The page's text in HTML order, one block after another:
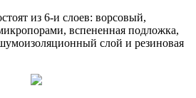
из 6-и слоев: ворсовый,
вспененная подложка,
слой и резиновая